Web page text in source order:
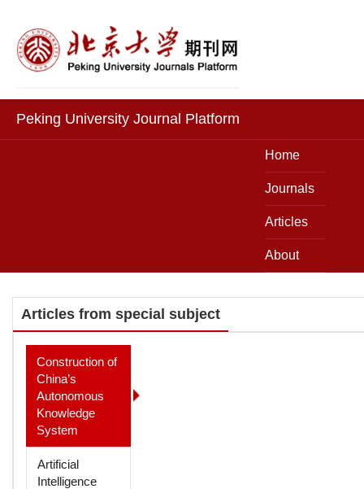
Peking University Journal Platform
Home
Journals
Articles
About
Articles from special subject
Construction of
China’s
Autonomous
Knowledge
System
Artificial
Intelligence